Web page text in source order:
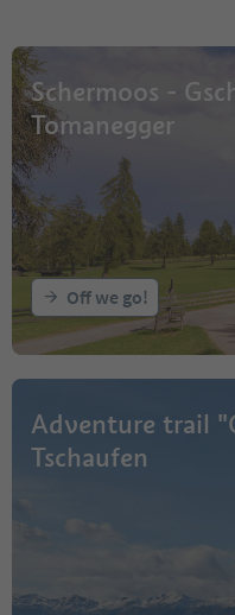
Schermoos -
Tomanegger
Off we go!
Adventure trail
Tschaufen